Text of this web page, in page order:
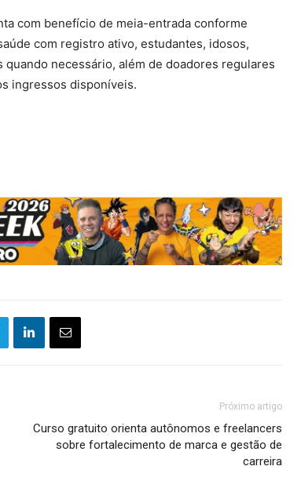
com benefício de meia-entrada conforme
com registro ativo, estudantes, idosos,
necessário, além de doadores regulares
ingressos disponíveis.
Próximo artigo
Curso gratuito orienta autônomos e freelancers
sobre fortalecimento de marca e gestão de
carreira